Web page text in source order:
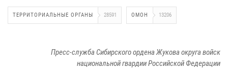
ТЕРРИТОРИАЛЬНЫЕ ОРГАНЫ 28591 ОМОН 13206
Пресс-служба Сибирского ордена Жукова округа войск
национальной гвардии Российской Федерации